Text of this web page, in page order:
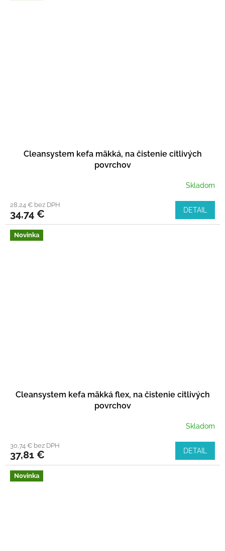
Cleansystem kefa mäkká, na čistenie citlivých
povrchov
Skladom
28,24 € bez DPH
34,74 € DETAIL
Novinka
Cleansystem kefa mäkká flex, na čistenie citlivých
povrchov
Skladom
30,74 € bez DPH
37,81 € DETAIL
Novinka